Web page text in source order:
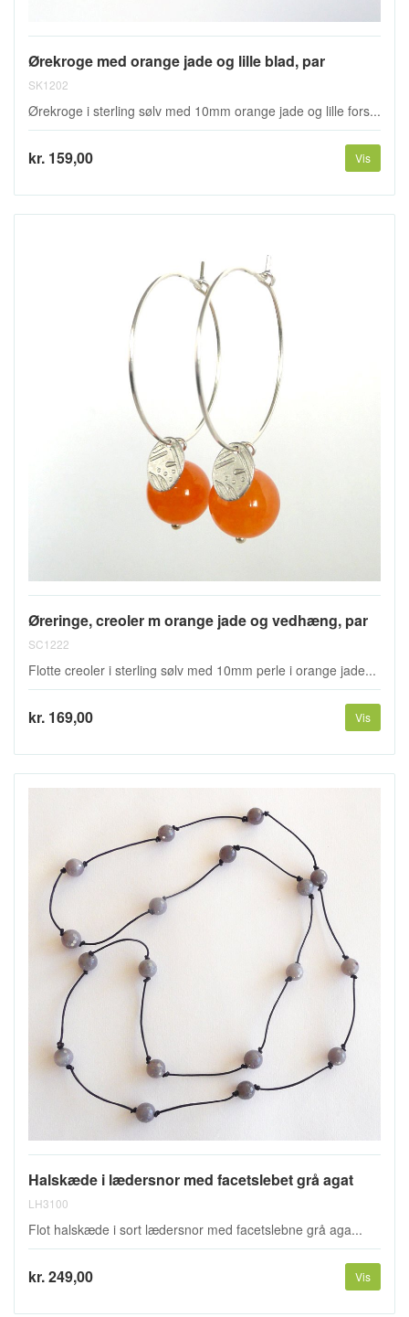
Ørekroge med orange jade og lille blad, par
SK1202
Ørekroge i sterling sølv med 10mm orange jade og lille fors...
kr. 159,00 Vis
Øreringe, creoler m orange jade og vedhæng, par
SC1222
Flotte creoler i sterling sølv med 10mm perle i orange jade...
kr. 169,00 Vis
Halskæde i lædersnor med facetslebet grå agat
LH3100
Flot halskæde i sort lædersnor med facetslebne grå aga...
kr. 249,00 Vis